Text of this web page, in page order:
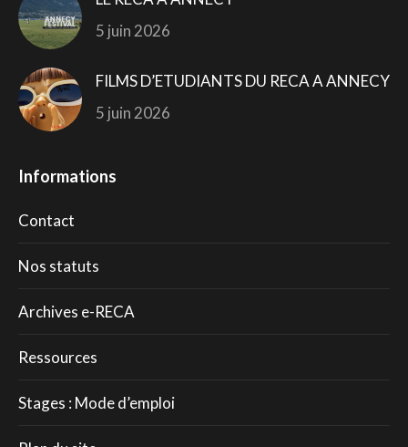
5 juin 2026
FILMS D’ETUDIANTS DU RECA A ANNECY
5 juin 2026
Informations
Contact
Nos statuts
Archives e-RECA
Ressources
Stages : Mode d’emploi